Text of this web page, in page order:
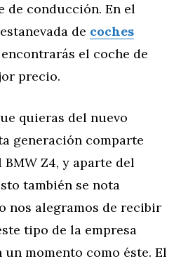
de conducción. En el
de coches
encontrarás el coche de
precio.
quieras del nuevo
generación comparte
Z4, y aparte del
también se nota
nos alegramos de recibir
tipo de la empresa
momento como éste. El